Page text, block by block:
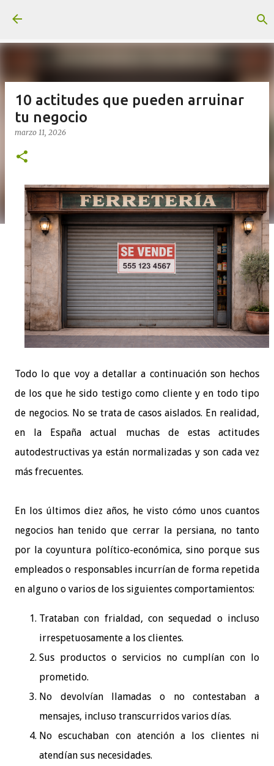
10 actitudes que pueden arruinar
tu negocio
marzo 11, 2026
Todo lo que voy a detallar a continuación son hechos
de los que he sido testigo como cliente y en todo tipo
de negocios. No se trata de casos aislados. En realidad,
en la España actual muchas de estas actitudes
autodestructivas ya están normalizadas y son cada vez
más frecuentes.
En los últimos diez años, he visto cómo unos cuantos
negocios han tenido que cerrar la persiana, no tanto
por la coyuntura político-económica, sino porque sus
empleados o responsables incurrían de forma repetida
en alguno o varios de los siguientes comportamientos:
Trataban con frialdad, con sequedad o incluso
irrespetuosamente a los clientes.
Sus productos o servicios no cumplían con lo
prometido.
No devolvían llamadas o no contestaban a
mensajes, incluso transcurridos varios días.
No escuchaban con atención a los clientes ni
atendían sus necesidades.